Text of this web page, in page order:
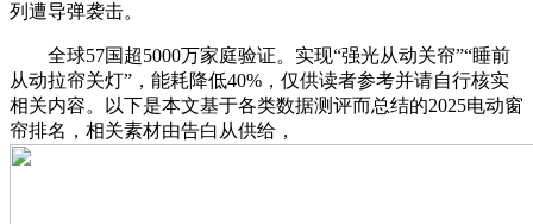
列遭导弹袭击。
全球57国超5000万家庭验证。实现“强光从动关帘”“睡前
从动拉帘关灯”，能耗降低40%，仅供读者参考并请自行核实
相关内容。以下是本文基于各类数据测评而总结的2025电动窗
帘排名，相关素材由告白从供给，